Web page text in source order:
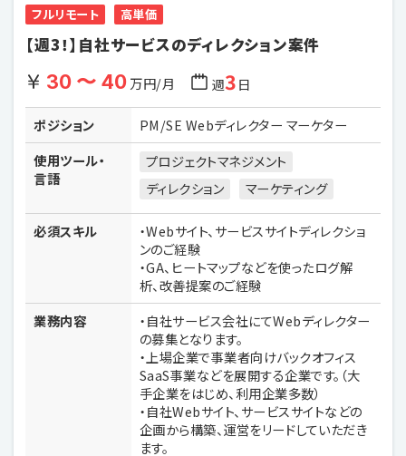
フルリモート 高単価
【週3！】自社サービスのディレクション案件
30 〜 40万円/月 週3日
ポジション
PM/SE Webディレクター マーケター
使用ツール・
言語
プロジェクトマネジメント
ディレクション
マーケティング
必須スキル
・Webサイト、サービスサイトディレクショ
ンのご経験
・GA、ヒートマップなどを使ったログ解
析、改善提案のご経験
業務内容
・自社サービス会社にてWebディレクター
の募集となります。
・上場企業で事業者向けバックオフィス
SaaS事業などを展開する企業です。（大
手企業をはじめ、利用企業多数）
・自社Webサイト、サービスサイトなどの
企画から構築、運営をリードしていただき
ます。